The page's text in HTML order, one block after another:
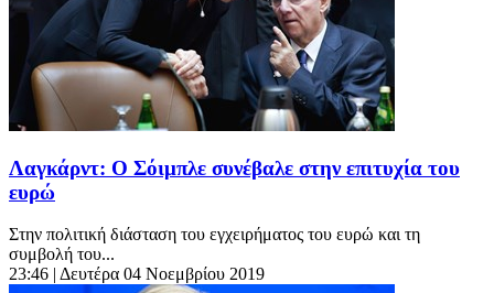
Λαγκάρντ: Ο Σόιμπλε συνέβαλε στην επιτυχία του
ευρώ
Στην πολιτική διάσταση του εγχειρήματος του ευρώ και τη
συμβολή του...
23:46 | Δευτέρα 04 Νοεμβρίου 2019